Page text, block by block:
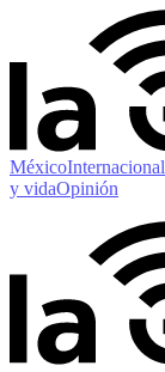
MéxicoInternacional
y vidaOpinión